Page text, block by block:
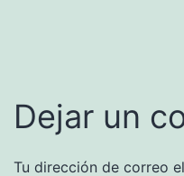
Dejar un
Tu dirección de correo